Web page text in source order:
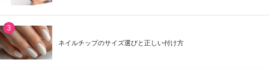
ネイルチップのサイズ選びと正しい付け方